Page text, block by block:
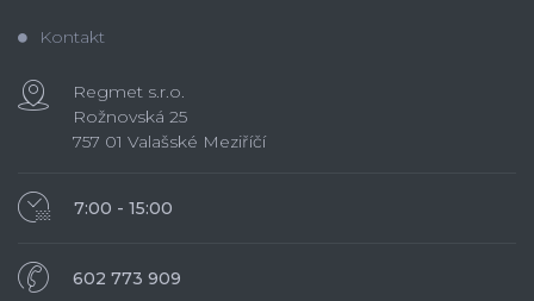
Kontakt
Regmet s.r.o.
Rožnovská 25
757 01 Valašské Meziříčí
7:00 - 15:00
602 773 909